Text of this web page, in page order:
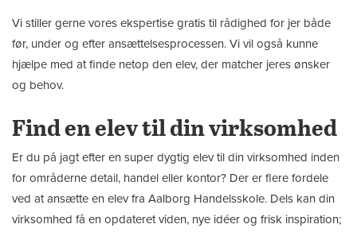
Vi stiller gerne vores ekspertise gratis til rådighed for jer både
før, under og efter ansættelsesprocessen. Vi vil også kunne
hjælpe med at finde netop den elev, der matcher jeres ønsker
og behov.
Find en elev til din virksomhed
Er du på jagt efter en super dygtig elev til din virksomhed inden
for områderne detail, handel eller kontor? Der er flere fordele
ved at ansætte en elev fra Aalborg Handelsskole. Dels kan din
virksomhed få en opdateret viden, nye idéer og frisk inspiration;